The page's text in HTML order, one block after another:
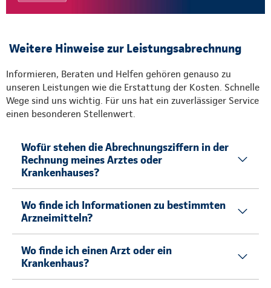
Weitere Hinweise zur Leistungsabrechnung
Informieren, Beraten und Helfen gehören genauso zu
unseren Leistungen wie die Erstattung der Kosten. Schnelle
Wege sind uns wichtig. Für uns hat ein zuverlässiger Service
einen besonderen Stellenwert.
Wofür stehen die Abrechnungsziffern in der
Rechnung meines Arztes oder
Krankenhauses?
Wo finde ich Informationen zu bestimmten
Arzneimitteln?
Wo finde ich einen Arzt oder ein
Krankenhaus?